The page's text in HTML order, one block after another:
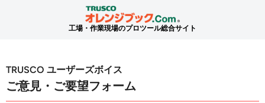
工場・作業現場のプロツール総合サイト
TRUSCO ユーザーズボイス
ご意見・ご要望フォーム